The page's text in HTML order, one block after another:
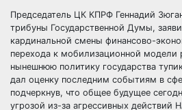
Председатель ЦК КПРФ Геннадий
трибуны Государственной Думы,
кардинальной смены финансово-
перехода к мобилизационной модели
нынешнюю политику государства
дал оценку последним событиям в
подчеркнув, что общее будущее
угрозой из-за агрессивных действий